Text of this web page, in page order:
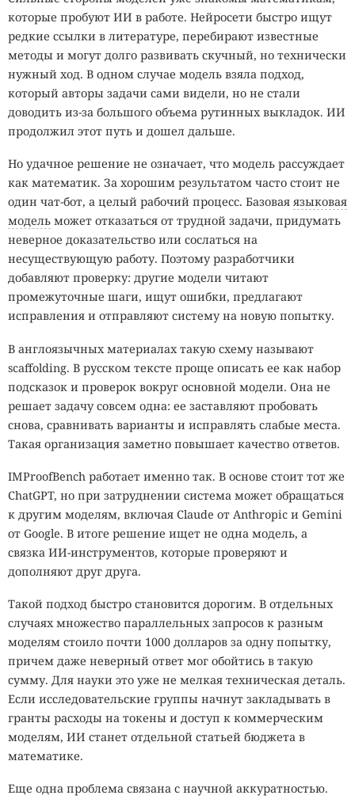
которые пробуют ИИ в работе. Нейросети быстро ищут
редкие ссылки в литературе, перебирают известные
методы и могут долго развивать скучный, но технически
нужный ход. В одном случае модель взяла подход,
который авторы задачи сами видели, но не стали
доводить из-за большого объема рутинных выкладок. ИИ
продолжил этот путь и дошел дальше.
Но удачное решение не означает, что модель рассуждает
как математик. За хорошим результатом часто стоит не
один чат-бот, а целый рабочий процесс. Базовая языковая
модель может отказаться от трудной задачи, придумать
неверное доказательство или сослаться на
несуществующую работу. Поэтому разработчики
добавляют проверку: другие модели читают
промежуточные шаги, ищут ошибки, предлагают
исправления и отправляют систему на новую попытку.
В англоязычных материалах такую схему называют
scaffolding. В русском тексте проще описать ее как набор
подсказок и проверок вокруг основной модели. Она не
решает задачу совсем одна: ее заставляют пробовать
снова, сравнивать варианты и исправлять слабые места.
Такая организация заметно повышает качество ответов.
IMProofBench работает именно так. В основе стоит тот же
ChatGPT, но при затруднении система может обращаться
к другим моделям, включая Claude от Anthropic и Gemini
от Google. В итоге решение ищет не одна модель, а
связка ИИ-инструментов, которые проверяют и
дополняют друг друга.
Такой подход быстро становится дорогим. В отдельных
случаях множество параллельных запросов к разным
моделям стоило почти 1000 долларов за одну попытку,
причем даже неверный ответ мог обойтись в такую
сумму. Для науки это уже не мелкая техническая деталь.
Если исследовательские группы начнут закладывать в
гранты расходы на токены и доступ к коммерческим
моделям, ИИ станет отдельной статьей бюджета в
математике.
Еще одна проблема связана с научной аккуратностью.